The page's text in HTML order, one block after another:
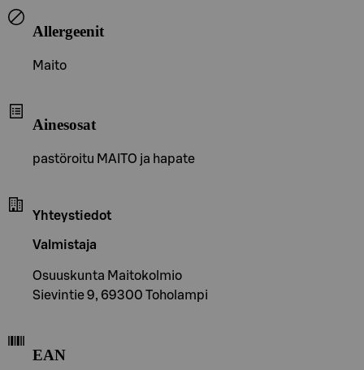
Allergeenit
Maito
Ainesosat
pastöroitu MAITO ja hapate
Yhteystiedot
Valmistaja
Osuuskunta Maitokolmio
Sievintie 9, 69300 Toholampi
EAN